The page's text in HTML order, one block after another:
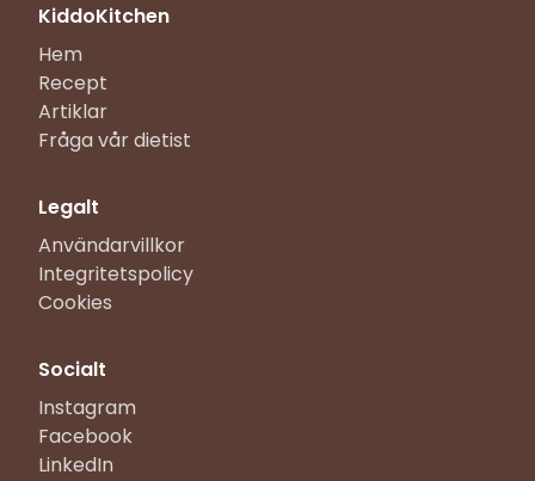
KiddoKitchen
Hem
Recept
Artiklar
Fråga vår dietist
Legalt
Användarvillkor
Integritetspolicy
Cookies
Socialt
Instagram
Facebook
LinkedIn